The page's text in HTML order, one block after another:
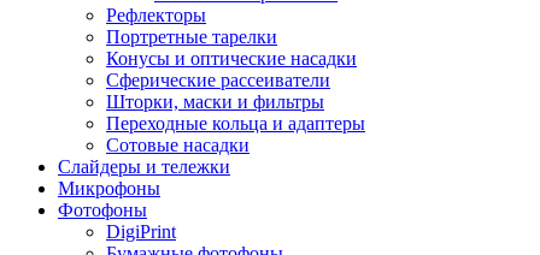
Рефлекторы
Портретные тарелки
Конусы и оптические насадки
Сферические рассеиватели
Шторки, маски и фильтры
Переходные кольца и адаптеры
Сотовые насадки
Слайдеры и тележки
Микрофоны
Фотофоны
DigiPrint